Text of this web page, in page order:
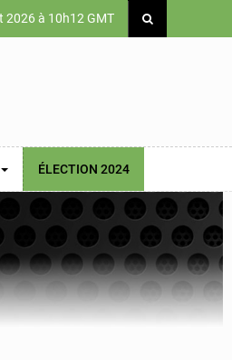
2026 à 10h12 GMT
ÉLECTION 2024